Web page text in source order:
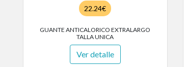
22.24€
GUANTE ANTICALORICO EXTRALARGO
TALLA UNICA
Ver detalle